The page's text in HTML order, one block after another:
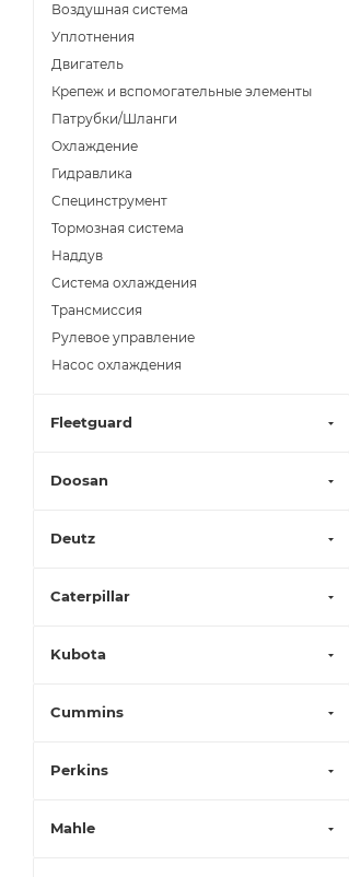
Воздушная система
Уплотнения
Двигатель
Крепеж и вспомогательные элементы
Патрубки/Шланги
Охлаждение
Гидравлика
Специнструмент
Тормозная система
Наддув
Система охлаждения
Трансмиссия
Рулевое управление
Насос охлаждения
Fleetguard
Doosan
Deutz
Caterpillar
Kubota
Cummins
Perkins
Mahle